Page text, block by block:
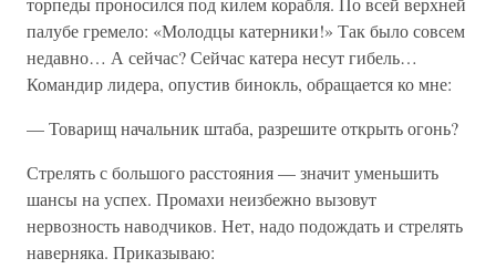
палубе гремело: «Молодцы катерники!» Так было совсем
недавно… А сейчас? Сейчас катера несут гибель…
Командир лидера, опустив бинокль, обращается ко мне:
— Товарищ начальник штаба, разрешите открыть огонь?
Стрелять с большого расстояния — значит уменьшить
шансы на успех. Промахи неизбежно вызовут
нервозность наводчиков. Нет, надо подождать и стрелять
наверняка. Приказываю: